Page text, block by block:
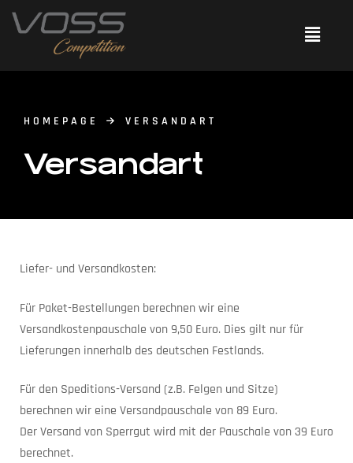
HOMEPAGE VERSANDART
Versandart
Liefer- und Versandkosten:
Für Paket-Bestellungen berechnen wir eine
Versandkostenpauschale von 9,50 Euro. Dies gilt nur für
Lieferungen innerhalb des deutschen Festlands.
Für den Speditions-Versand (z.B. Felgen und Sitze)
berechnen wir eine Versandpauschale von 89 Euro.
Der Versand von Sperrgut wird mit der Pauschale von 39 Euro
berechnet.